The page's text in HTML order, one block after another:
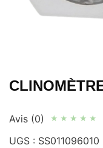
Avis (0) ★ ★ ★ ★ ★
UGS : SS011096010